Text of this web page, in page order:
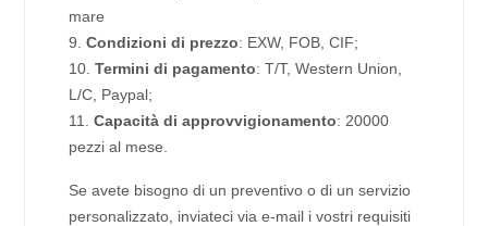
mare
9.Condizioni di prezzo: EXW, FOB, CIF;
10.Termini di pagamento: T/T, Western Union,
L/C, Paypal;
11.Capacità di approvvigionamento: 20000
pezzi al mese.
Se avete bisogno di un preventivo o di un servizio
personalizzato, inviateci via e-mail i vostri requisiti